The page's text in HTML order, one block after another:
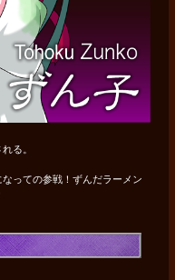
る。
っての参戦！ずんだラーメン